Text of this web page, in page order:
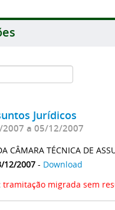
Jurídicos
a 05/12/2007
CÂMARA TÉCNICA DE
12/2007 - Download
tramitação migrada sem